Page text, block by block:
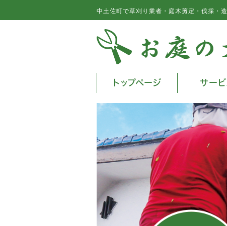
中土佐町で草刈り業者・庭木剪定・伐採・
トップページ サービ